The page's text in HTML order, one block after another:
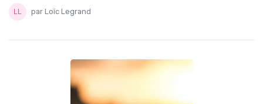
par Loïc Legrand